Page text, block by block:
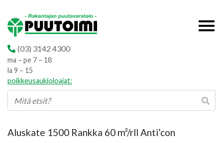
(03) 3142 4300
ma – pe 7 – 18
la 9 – 15
poikkeusaukioloajat:
Aluskate 1500 Rankka 60 m²/rll Anti’con